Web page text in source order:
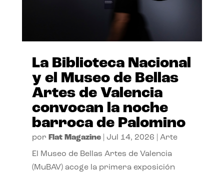
La Biblioteca Nacional
y el Museo de Bellas
Artes de Valencia
convocan la noche
barroca de Palomino
por Flat Magazine| Jul 14, 2026 Arte
El Museo de Bellas Artes de Valencia
(MuBAV) acoge la primera exposición